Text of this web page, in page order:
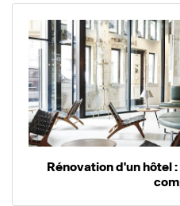
Rénovation d'un hôtel